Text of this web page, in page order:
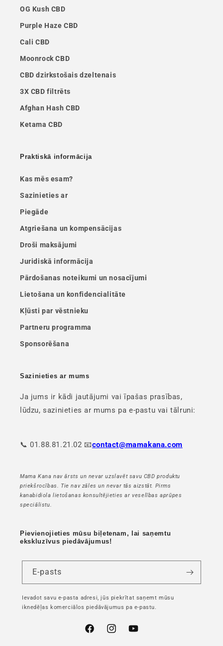
OG Kush CBD
Purple Haze CBD
Cali CBD
Moonrock CBD
CBD dzirkstošais dzeltenais
3X CBD filtrēts
Afghan Hash CBD
Ketama CBD
Praktiskā informācija
Kas mēs esam?
Sazinieties ar
Piegāde
Atgriešana un kompensācijas
Droši maksājumi
Juridiskā informācija
Pārdošanas noteikumi un nosacījumi
Lietošana un konfidencialitāte
Kļūsti par vēstnieku
Partneru programma
Sponsorēšana
Sazinieties ar mums
Ja jums ir kādi jautājumi vai īpašas prasības,
lūdzu, sazinieties ar mums pa e-pastu vai tālruni:
📞 01.88.81.21.02 📧contact@mamakana.com
Mama Kana nav ārsts un nevar uzslavēt savu CBD produktu
priekšrocības. Tie nav zāles un nevar tās aizstāt. Pirms
kanabidiola lietošanas konsultējieties ar veselības aprūpes
speciālistu.
Pievienojieties mūsu biļetenam, lai saņemtu
ekskluzīvus piedāvājumus!
E-pasts
Ievadot savu e-pasta adresi, jūs piekrītat saņemt mūsu
iknedēļas komerciālos piedāvājumus pa e-pastu.
FacebookInstagramYouTube